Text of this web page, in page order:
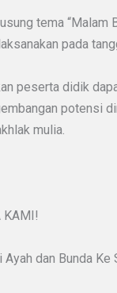
tema “Malam
pada
peserta didik
potensi
mulia.
KAMI!
dan Bunda